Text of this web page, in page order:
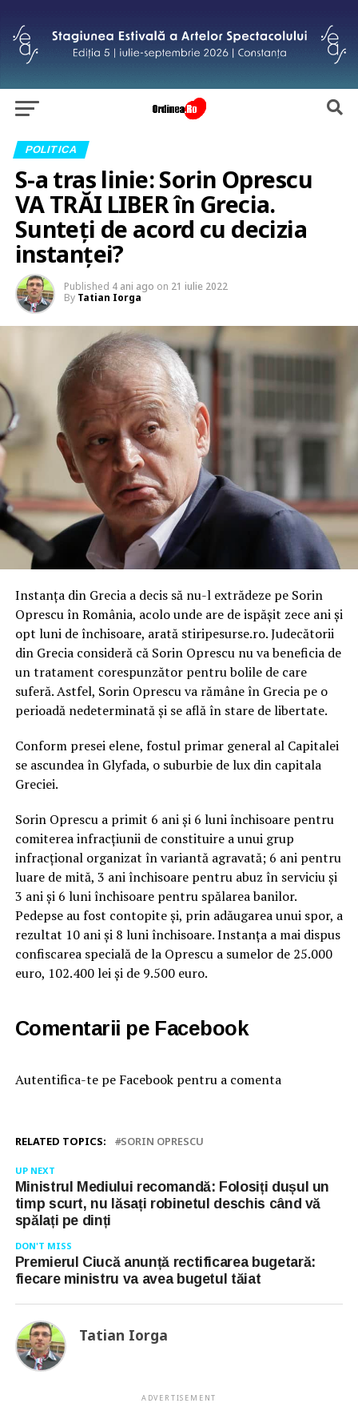
POLITICA
S-a tras linie: Sorin Oprescu
VA TRĂI LIBER în Grecia.
Sunteți de acord cu decizia
instanței?
Published 4 ani ago on 21 iulie 2022
By Tatian Iorga
Instanța din Grecia a decis să nu-l extrădeze pe Sorin
Oprescu în România, acolo unde are de ispășit zece ani și
opt luni de închisoare, arată stiripesurse.ro. Judecătorii
din Grecia consideră că Sorin Oprescu nu va beneficia de
un tratament corespunzător pentru bolile de care
suferă. Astfel, Sorin Oprescu va rămâne în Grecia pe o
perioadă nedeterminată și se află în stare de libertate.
Conform presei elene, fostul primar general al Capitalei
se ascundea în Glyfada, o suburbie de lux din capitala
Greciei.
Sorin Oprescu a primit 6 ani şi 6 luni închisoare pentru
comiterea infracţiunii de constituire a unui grup
infracţional organizat în variantă agravată; 6 ani pentru
luare de mită, 3 ani închisoare pentru abuz în serviciu şi
3 ani şi 6 luni închisoare pentru spălarea banilor.
Pedepse au fost contopite şi, prin adăugarea unui spor, a
rezultat 10 ani şi 8 luni închisoare. Instanţa a mai dispus
confiscarea specială de la Oprescu a sumelor de 25.000
euro, 102.400 lei şi de 9.500 euro.
Comentarii pe Facebook
Autentifica-te pe Facebook pentru a comenta
RELATED TOPICS: SORIN OPRESCU
UP NEXT
Ministrul Mediului recomandă: Folosiți dușul un
timp scurt, nu lăsați robinetul deschis când vă
spălați pe dinți
DON'T MISS
Premierul Ciucă anunță rectificarea bugetară:
fiecare ministru va avea bugetul tăiat
Tatian Iorga
ADVERTISEMENT